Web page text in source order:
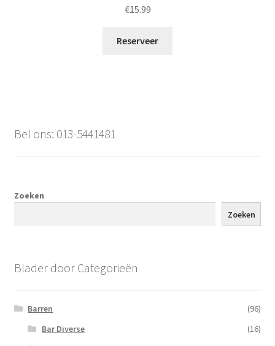
€15.99
Reserveer
Bel ons: 013-5441481
Zoeken
Zoeken
Blader door Categorieën
Barren
(96)
Bar Diverse
(16)